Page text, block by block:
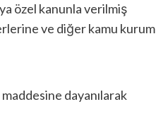
özel kanunla verilmiş
ve diğer kamu kurum
dayanılarak